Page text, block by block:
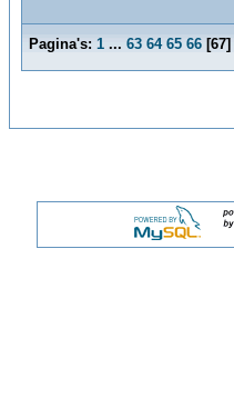
Pagina's: 1 ... 63 64 65 66 [67]